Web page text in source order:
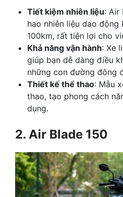
Tiết kiệm nhiên liệu: Air
hao nhiên liệu dao động
100km, rất tiện lợi cho
Khả năng vận hành: Xe
giúp bạn dễ dàng điều
những con đường đông
Thiết kế thể thao: Mẫu
thao, tạo phong cách
dụng.
2. Air Blade 150